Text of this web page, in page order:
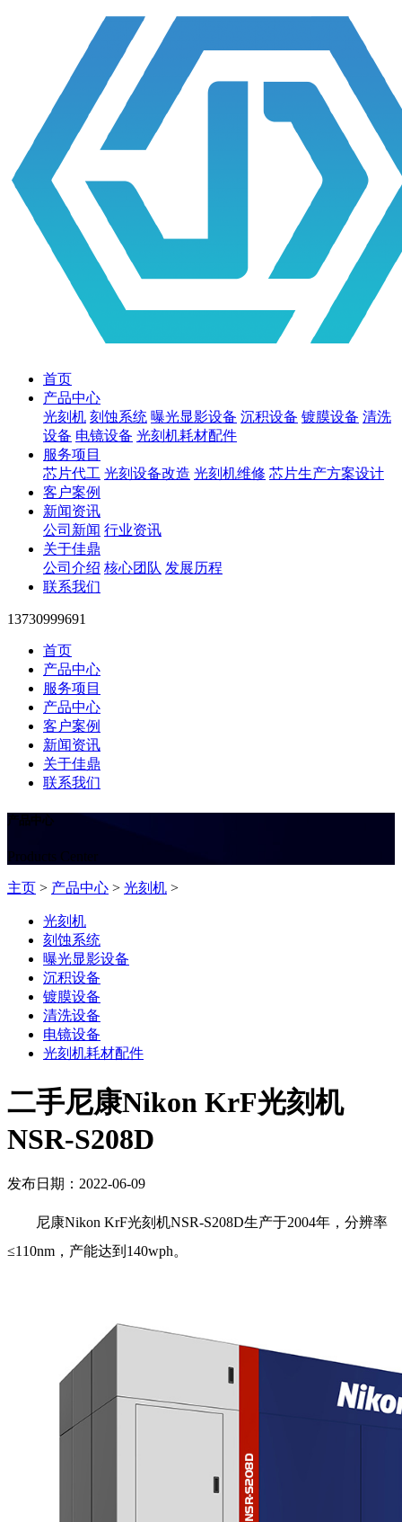
首页
产品中心
光刻机 刻蚀系统 曝光显影设备 沉积设备 镀膜设备 清洗
设备 电镜设备 光刻机耗材配件
服务项目
芯片代工 光刻设备改造 光刻机维修 芯片生产方案设计
客户案例
新闻资讯
公司新闻 行业资讯
关于佳鼎
公司介绍 核心团队 发展历程
联系我们
13730999691
首页
产品中心
服务项目
产品中心
客户案例
新闻资讯
关于佳鼎
联系我们
产品中心
Products Center
主页 > 产品中心 > 光刻机 >
光刻机
刻蚀系统
曝光显影设备
沉积设备
镀膜设备
清洗设备
电镜设备
光刻机耗材配件
二手尼康Nikon KrF光刻机
NSR-S208D
发布日期：2022-06-09
尼康Nikon KrF光刻机NSR-S208D生产于2004年，分辨率
≤110nm，产能达到140wph。